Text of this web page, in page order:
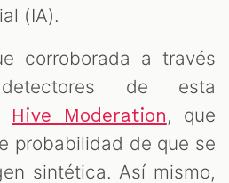
(IA).
corroborada a través
de esta
Hive Moderation, que
probabilidad de que se
sintética. Así mismo,